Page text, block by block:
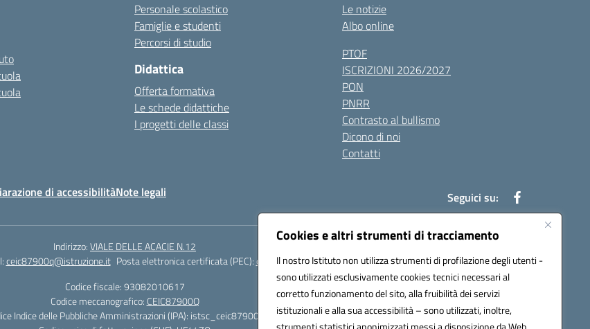
Cookies e altri strumenti di tracciamento
Il nostro Istituto non utilizza strumenti di profilazione degli utenti -
sono utilizzati esclusivamente cookies tecnici necessari al
corretto funzionamento del sito, alla fruibilità dei servizi
istituzionali e alla sua accessibilità – sono utilizzati, inoltre,
Personale scolastico
Famiglie e studenti
Percorsi di studio
Didattica
Offerta formativa
Le schede didattiche
I progetti delle classi
Le notizie
Albo online
PTOF
ISCRIZIONI 2026/2027
PON
PNRR
Contrasto al bullismo
Dicono di noi
Contatti
di accessibilitàNote legali Seguici su:
Indirizzo:VIALE DELLE ACACIE N.12
ceic87900q@istruzione.it Posta elettronica certificata (PEC):ceic87900q@pec.istruzione.it
Codice fiscale: 93082010617
Codice meccanografico: CEIC87900Q
Indice delle Pubbliche Amministrazioni (IPA): istsc_ceic87900q